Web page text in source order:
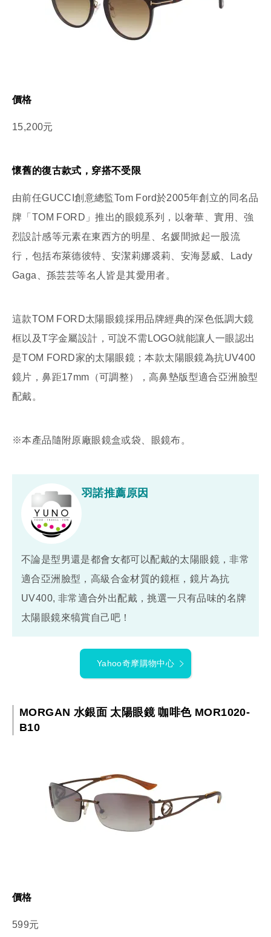
價格
15,200元
懷舊的復古款式，穿搭不受限
由前任GUCCI創意總監Tom Ford於2005年創立的同名品
牌「TOM FORD」推出的眼鏡系列，以奢華、實用、強
烈設計感等元素在東西方的明星、名媛間掀起一股流
行，包括布萊德彼特、安潔莉娜裘莉、安海瑟威、Lady
Gaga、孫芸芸等名人皆是其愛用者。
這款TOM FORD太陽眼鏡採用品牌經典的深色低調大鏡
框以及T字金屬設計，可說不需LOGO就能讓人一眼認出
是TOM FORD家的太陽眼鏡；本款太陽眼鏡為抗UV400
鏡片，鼻距17mm（可調整），高鼻墊版型適合亞洲臉型
配戴。
※本產品隨附原廠眼鏡盒或袋、眼鏡布。
羽諾推薦原因
不論是型男還是都會女都可以配戴的太陽眼鏡，非常
適合亞洲臉型，高級合金材質的鏡框，鏡片為抗
UV400, 非常適合外出配戴，挑選一只有品味的名牌
太陽眼鏡來犒賞自己吧！
Yahoo奇摩購物中心
MORGAN 水銀面 太陽眼鏡 咖啡色 MOR1020-
B10
價格
599元